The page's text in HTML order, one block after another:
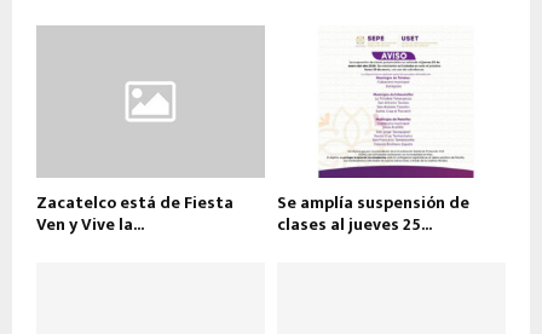
Zacatelco está de Fiesta
Ven y Vive la...
Se amplía suspensión de
clases al jueves 25...